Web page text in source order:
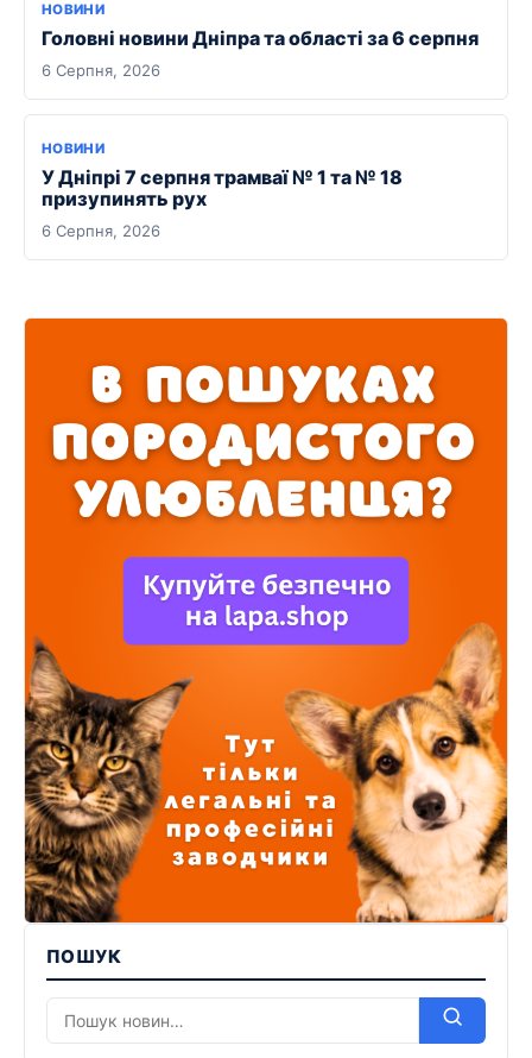
НОВИНИ
Головні новини Дніпра та області за 6 серпня
6 Серпня, 2026
НОВИНИ
У Дніпрі 7 серпня трамваї № 1 та № 18
призупинять рух
6 Серпня, 2026
ПОШУК